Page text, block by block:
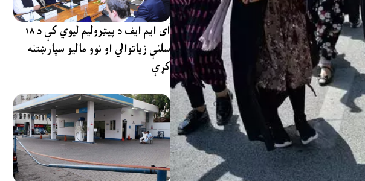
آی ایم ایف د پیټرولیم لیوي کې د ۱۸
سلنې زیاتوالي او نوو مالیو سپارښتنه
کړې